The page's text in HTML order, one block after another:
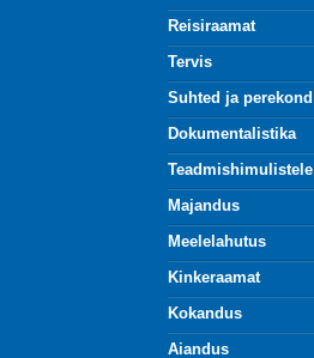
Reisiraamat
Tervis
Suhted ja perekond
Dokumentalistika
Teadmishimulistele
Majandus
Meelelahutus
Kinkeraamat
Kokandus
Aiandus